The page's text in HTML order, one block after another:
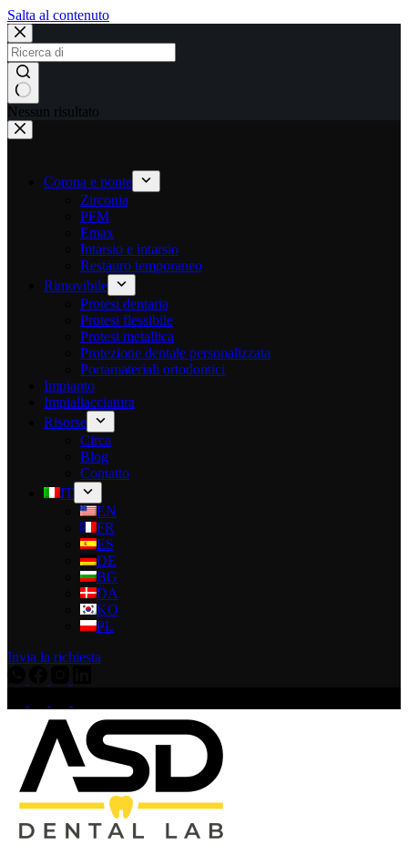
Salta al contenuto
Nessun risultato
Corona e ponte
Zirconia
PFM
Emax
Intarsio e intarsio
Restauro temporaneo
Rimovibile
Protesi dentaria
Protesi flessibile
Protesi metallica
Protezione dentale personalizzata
Portamateriali ortodontici
Impianto
Impiallacciatura
Risorse
Circa
Blog
Contatto
IT
EN
FR
ES
DE
BG
DA
KO
PL
Invia la richiesta